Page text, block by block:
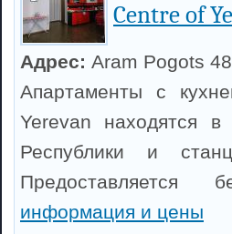
Centre of
Адрес: Aram Pogots
Апартаменты с
Yerevan находятся
Республики и
информация и цены